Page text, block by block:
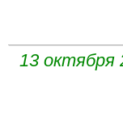
13 октября